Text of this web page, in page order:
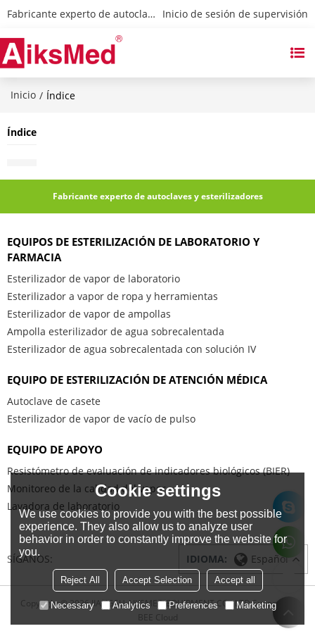
Fabricante experto de autoclaves y esterilizadores Inicio de sesión de supervisión
Inicio / Índice
Índice
Fabricante experto de autoclaves y esterilizadores
EQUIPOS DE ESTERILIZACIÓN DE LABORATORIO Y
FARMACIA
Esterilizador de vapor de laboratorio
Esterilizador a vapor de ropa y herramientas
Esterilizador de vapor de ampollas
Ampolla esterilizador de agua sobrecalentada
Esterilizador de agua sobrecalentada con solución IV
EQUIPO DE ESTERILIZACIÓN DE ATENCIÓN MÉDICA
Autoclave de casete
Esterilizador de vapor de vacío de pulso
EQUIPO DE APOYO
Resistómetro de evaluación de indicadores biológicos (BIER)
Monitoreo de la calidad del vapor
Lavadora de laboratorio
SÍGANOS: IDIOMA: Español
Copyright © 2026JIANGSU AIKSMED EQUIPMENT CO., LTDSupport By
BEE Cloud
Cookie settings
We use cookies to provide you with the best possible
experience. They also allow us to analyze user
behavior in order to constantly improve the website for
you.
Reject All Accept Selection Accept all
Necessary Analytics Preferences Marketing